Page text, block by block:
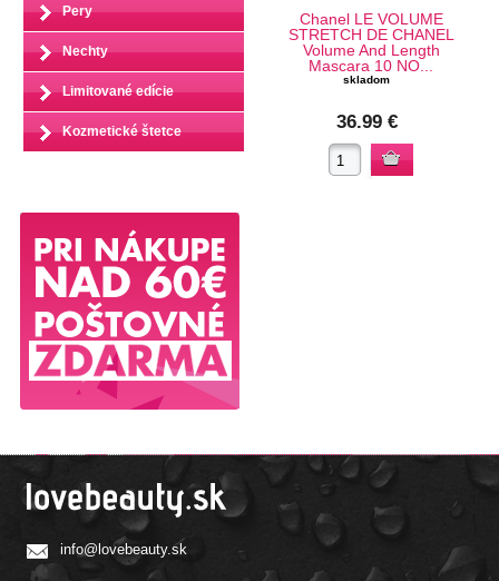
Pery
Nechty
Limitované edície
Kozmetické štetce
Chanel LE VOLUME
STRETCH DE CHANEL
Volume And Length
Mascara 10 NO...
skladom
36.99 €
info@lovebeauty.sk